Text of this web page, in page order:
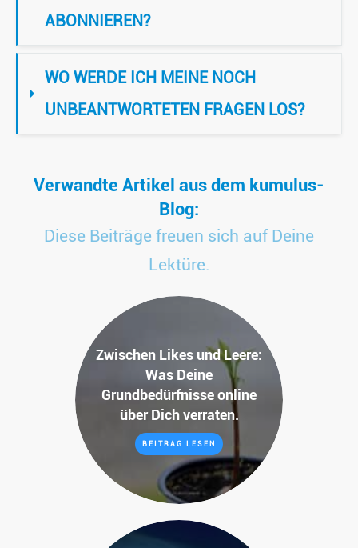
ABONNIEREN?
WO WERDE ICH MEINE NOCH
UNBEANTWORTETEN FRAGEN LOS?
Verwandte Artikel aus dem kumulus-
Blog:
Diese Beiträge freuen sich auf Deine
Lektüre.
Zwischen Likes und Leere:
Was Deine
Grundbedürfnisse online
über Dich verraten.
BEITRAG LESEN